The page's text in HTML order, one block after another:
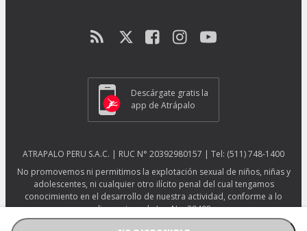
Descárgate gratis la
app de Atrápalo
ATRAPALO PERU S.A.C. | RUC N° 20392980157 | Tel: (511) 748-1400
No promovemos ni permitimos la explotación sexual de niños, niñas y
adolescentes, ni cualquier otro ilícito penal del cual tengamos
conocimiento en el desarrollo de nuestra actividad, conforme a lo
dispuesto en la Ley No. 29408.
Más información sobre protección ESNNA.Ver afiche ESNNA.